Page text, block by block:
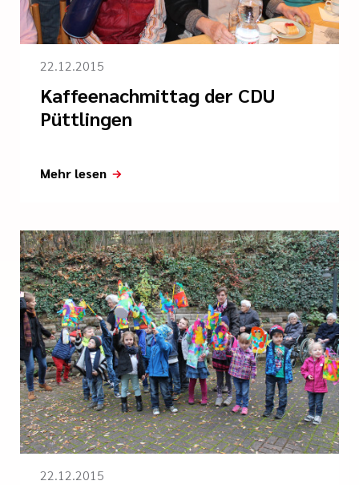
22.12.2015
Kaffeenachmittag der CDU
Püttlingen
Mehr lesen
22.12.2015